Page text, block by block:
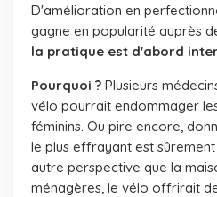
D'amélioration en
gagne en popularité auprès
la pratique est d'abord
Pourquoi ? Plusieurs
vélo pourrait endommager
féminins. Ou pire encore,
le plus effrayant est
autre perspective que la
ménagères, le vélo offrirait